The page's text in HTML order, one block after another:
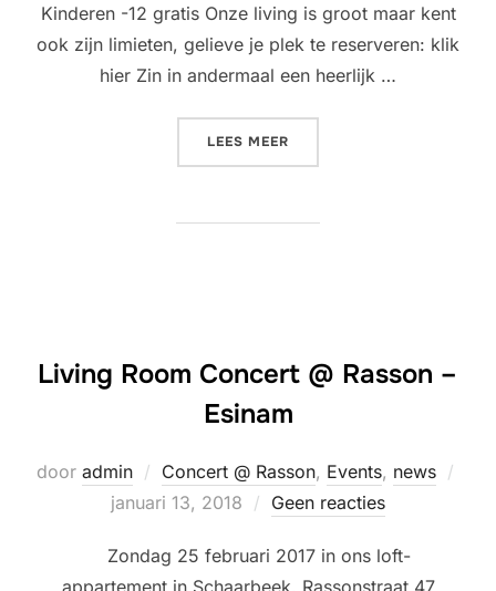
Kinderen -12 gratis Onze living is groot maar kent
ook zijn limieten, gelieve je plek te reserveren: klik
hier Zin in andermaal een heerlijk …
LEES MEER
Living Room Concert @ Rasson –
Esinam
door admin Concert @ Rasson, Events, news
januari 13, 2018 Geen reacties
Zondag 25 februari 2017 in ons loft-
appartement in Schaarbeek, Rassonstraat 47